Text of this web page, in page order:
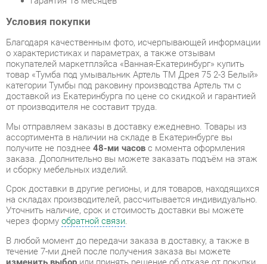
о характеристиках и параметрах, а также отзывам
покупателей маркетплэйса «Ванная-Екатеринбург» купить
товар «Тумба под умывальник Артель ТМ Дрея 75 2-3 Белый»
категории Тумбы под раковину производства Артель тм с
доставкой из Екатеринбурга по цене со скидкой и гарантией
от производителя не составит труда.
Мы отправляем заказы в доставку ежедневно. Товары из
ассортимента в наличии на складе в Екатеринбурге вы
получите не позднее48-ми часовс момента оформления
заказа. Дополнительно вы можете заказать подъём на этаж
Срок доставки в другие регионы, и для товаров, находящихся
на складах производителей, рассчитывается индивидуально.
Уточнить наличие, срок и стоимость доставки вы можете
через формуобратной связи.
В любой момент до передачи заказа в доставку, а также в
течение 7-ми дней после получения заказа вы можете
изменить выборили принять решение об отказе от покупки.
Несмотря на качественную упаковку, тумбы под раковину
могут быть повреждены при транспортировке. Если Вы
заметили дефект при приёме - мы заменим поврежденную
деталь.Повторная доставкатовара -бесплатна.